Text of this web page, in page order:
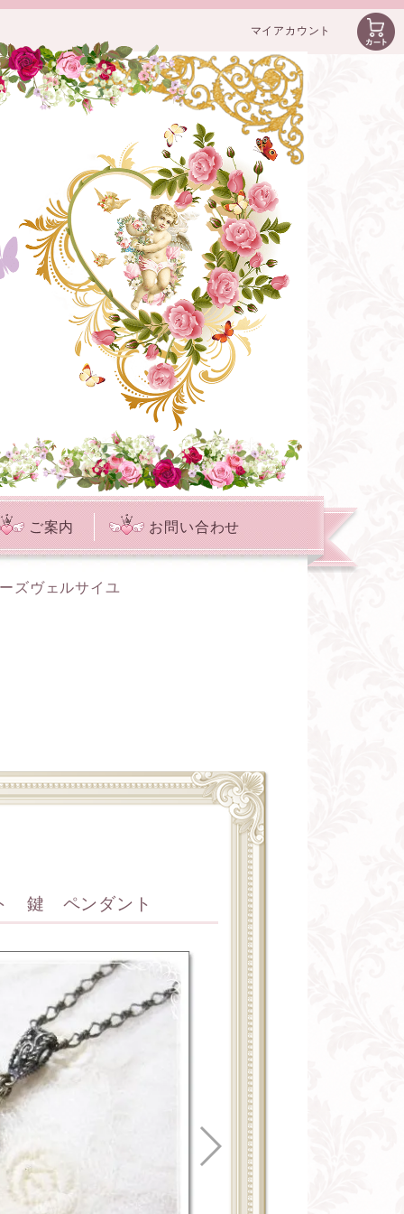
マイアカウント
ご案内 お問い合わせ
ズヴェルサイユ
鍵 ペンダント